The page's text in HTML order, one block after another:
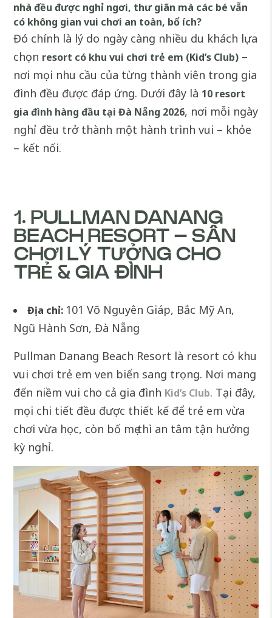
nhà đều được nghỉ ngơi, thư giãn mà các bé vẫn
có không gian vui chơi an toàn, bổ ích?
Đó chính là lý do ngày càng nhiều du khách lựa
chọn resort có khu vui chơi trẻ em (Kid’s Club) –
nơi mọi nhu cầu của từng thành viên trong gia
đình đều được đáp ứng. Dưới đây là 10 resort
gia đình hàng đầu tại Đà Nẵng 2026, nơi mỗi ngày
nghỉ đều trở thành một hành trình vui – khỏe
– kết nối.
1. PULLMAN DANANG
BEACH RESORT – SÂN
CHƠI LÝ TƯỞNG CHO
TRẺ & GIA ĐÌNH
Địa chỉ: 101 Võ Nguyên Giáp, Bắc Mỹ An,
Ngũ Hành Sơn, Đà Nẵng
Pullman Danang Beach Resort là resort có khu
vui chơi trẻ em ven biển sang trọng. Nơi mang
đến niềm vui cho cả gia đình Kid’s Club. Tại đây,
mọi chi tiết đều được thiết kế để trẻ em vừa
chơi vừa học, còn bố mẹ thì an tâm tận hưởng
kỳ nghỉ.